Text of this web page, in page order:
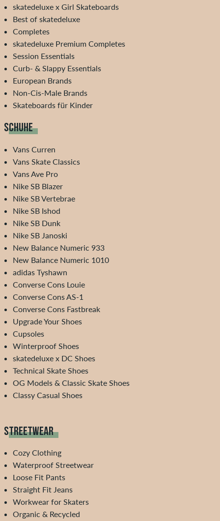
skatedeluxe x Girl Skateboards
Best of skatedeluxe
Completes
skatedeluxe Premium Completes
Session Essentials
Curb- & Slappy Essentials
European Brands
Non-Cis-Male Brands
Skateboards für Kinder
SCHUHE
Vans Curren
Vans Skate Classics
Vans Ave Pro
Nike SB Blazer
Nike SB Vertebrae
Nike SB Ishod
Nike SB Dunk
Nike SB Janoski
New Balance Numeric 933
New Balance Numeric 1010
adidas Tyshawn
Converse Cons Louie
Converse Cons AS-1
Converse Cons Fastbreak
Upgrade Your Shoes
Cupsoles
Winterproof Shoes
skatedeluxe x DC Shoes
Technical Skate Shoes
OG Models & Classic Skate Shoes
Classy Casual Shoes
STREETWEAR
Cozy Clothing
Waterproof Streetwear
Loose Fit Pants
Straight Fit Jeans
Workwear for Skaters
Organic & Recycled